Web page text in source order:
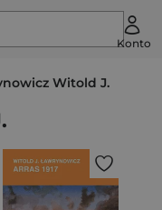
Konto
Witold J.